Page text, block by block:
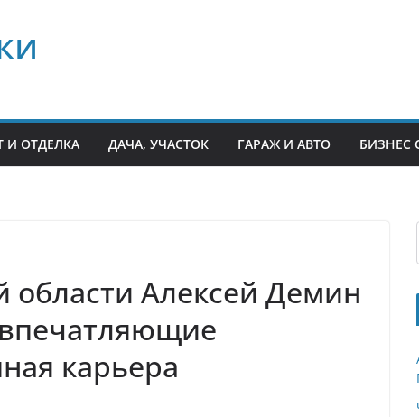
И ОТДЕЛКА ДАЧА, УЧАСТОК ГАРАЖ И АВТО БИЗНЕС
области Алексей Демин
карьера